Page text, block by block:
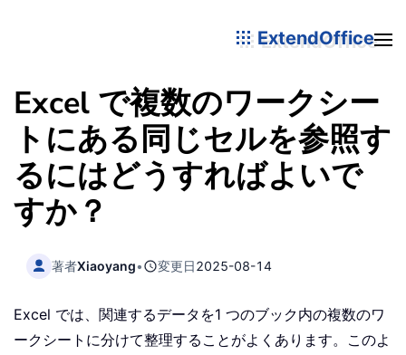
ExtendOffice
Excel で複数のワークシー
トにある同じセルを参照す
るにはどうすればよいで
すか？
著者Xiaoyang• 変更日2025-08-14
Excel では、関連するデータを1 つのブック内の複数のワ
ークシートに分けて整理することがよくあります。このよ